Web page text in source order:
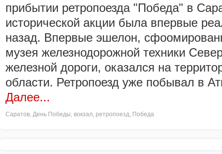
прибытии ретропоезда "Победа" в
исторической акции была впервые
назад. Впервые эшелон,
музея железнодорожной техники
железной дороги, оказался на
области. Ретропоезд уже побывал в
Далее...
Саратов, День Победы, вокзал, ретропоезд, Победа